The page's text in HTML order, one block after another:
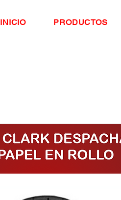
INICIO PRODUCTOS